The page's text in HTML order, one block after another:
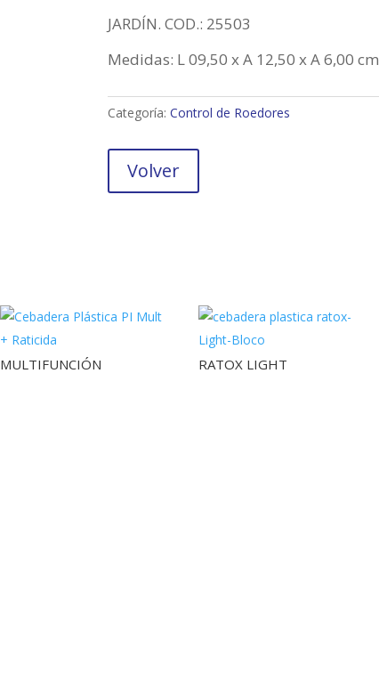
JARDÍN. COD.: 25503
Medidas: L 09,50 x A 12,50 x A 6,00 cm
Categoría: Control de Roedores
Volver
MULTIFUNCIÓN
RATOX LIGHT